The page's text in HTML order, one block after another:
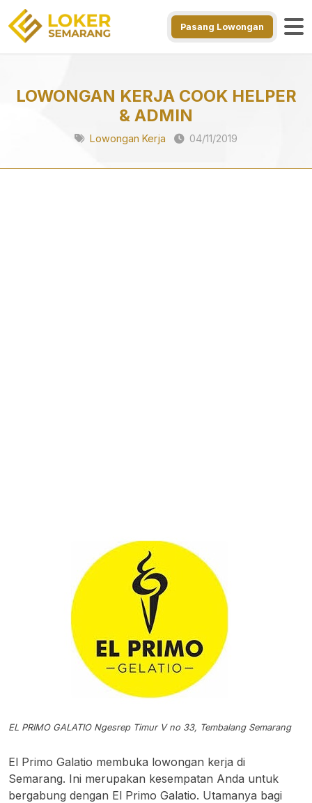
Pasang Lowongan
LOWONGAN KERJA COOK HELPER
& ADMIN
Lowongan Kerja 04/11/2019
EL PRIMO GALATIO Ngesrep Timur V no 33, Tembalang Semarang
El Primo Galatio membuka lowongan kerja di
Semarang. Ini merupakan kesempatan Anda untuk
bergabung dengan El Primo Galatio. Utamanya bagi